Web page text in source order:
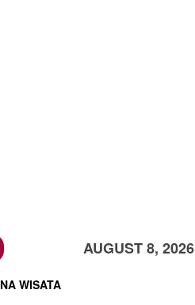
AUGUST 8, 2026
WISATA